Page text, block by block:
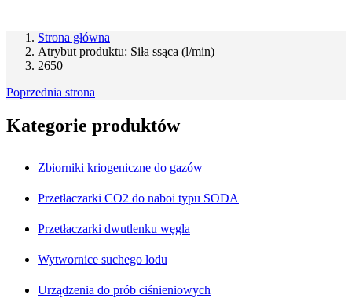
Strona główna
Atrybut produktu: Siła ssąca (l/min)
2650
Poprzednia strona
Kategorie produktów
Zbiorniki kriogeniczne do gazów
Przetłaczarki CO2 do naboi typu SODA
Przetłaczarki dwutlenku węgla
Wytwornice suchego lodu
Urządzenia do prób ciśnieniowych